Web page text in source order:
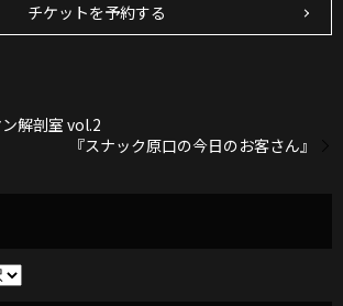
チケットを予約する
解剖室 vol.2
『スナック原口の今日のお客さん』